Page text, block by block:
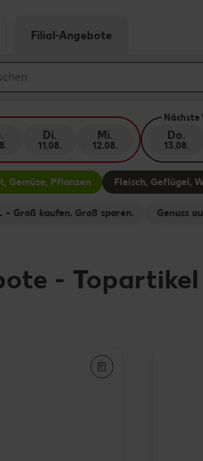
Filial-Angebote
Di.
11.08.
Mi.
12.08.
Nächste
Do.
13.08.
Gemüse, Pflanzen Fleisch, Geflügel,
– Groß kaufen. Groß sparen. Genuss
- Topartikel